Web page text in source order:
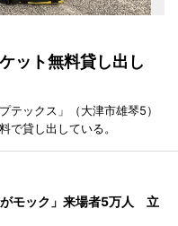
ット無料貸し出し
テックス」（大津市雄琴5）
で貸し出している。
モック」来場者5万人 立